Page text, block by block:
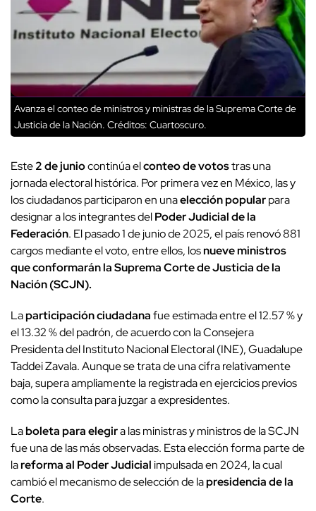
Avanza el conteo de ministros y ministras de la Suprema Corte de
Justicia de la Nación. Créditos: Cuartoscuro.
Este2 de juniocontinúa elconteo de votostras una
jornada electoral histórica. Por primera vez en México, las y
los ciudadanos participaron en unaelección popularpara
designar a los integrantes delPoder Judicial de la
Federación. El pasado 1 de junio de 2025, el país renovó 881
cargos mediante el voto, entre ellos, losnueve ministros
que conformarán la Suprema Corte de Justicia de la
Nación (SCJN).
Laparticipación ciudadanafue estimada entre el 12.57 % y
el 13.32 % del padrón, de acuerdo con la Consejera
Presidenta del Instituto Nacional Electoral (INE), Guadalupe
Taddei Zavala. Aunque se trata de una cifra relativamente
baja, supera ampliamente la registrada en ejercicios previos
como la consulta para juzgar a expresidentes.
Laboleta para elegira las ministras y ministros de la SCJN
fue una de las más observadas. Esta elección forma parte de
lareforma al Poder Judicialimpulsada en 2024, la cual
cambió el mecanismo de selección de lapresidencia de la
Corte.